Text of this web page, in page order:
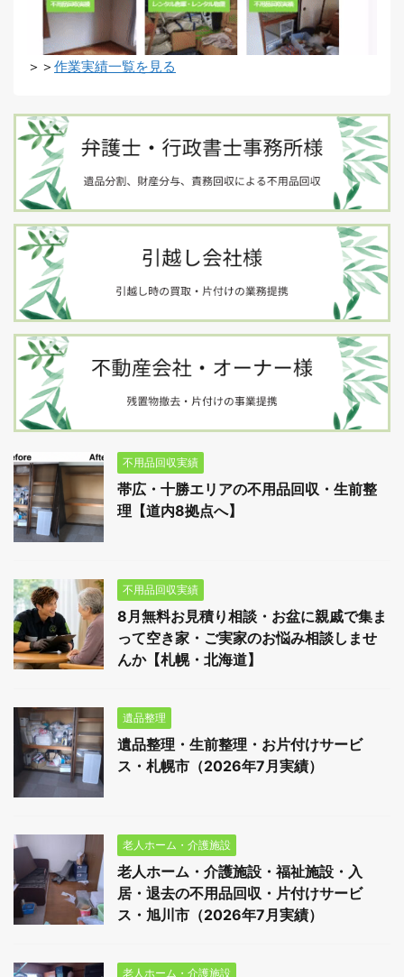
＞＞ 作業実績一覧を見る
不用品回収実績
帯広・十勝エリアの不用品回収・生前整
理【道内8拠点へ】
不用品回収実績
8月無料お見積り相談・お盆に親戚で集ま
って空き家・ご実家のお悩み相談しませ
んか【札幌・北海道】
遺品整理
遺品整理・生前整理・お片付けサービ
ス・札幌市（2026年7月実績）
老人ホーム・介護施設
老人ホーム・介護施設・福祉施設・入
居・退去の不用品回収・片付けサービ
ス・旭川市（2026年7月実績）
老人ホーム・介護施設